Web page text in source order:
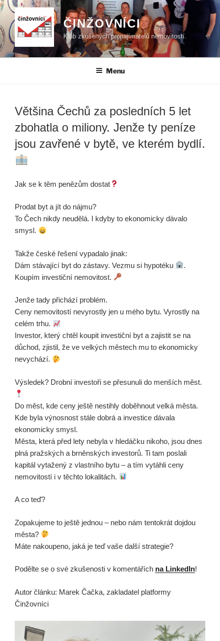
Přejít
obsahu
webu
ČINŽOVNÍCI
Klub zkušených pronajímatelů nemovitostí.
Menu
Většina Čechů za posledních 5 let
zbohatla o miliony. Jenže ty peníze
jsou zavřené v bytě, ve kterém bydlí.
Jak se k těm penězům dostat
Prodat byt a jít do nájmu?
To Čech nikdy neudělá. I kdyby to ekonomicky dávalo
smysl.
Takže české řešení vypadalo jinak:
Dám stávající byt do zástavy. Vezmu si hypotéku
.
Koupím investiční nemovitost.
Jenže tady přichází problém.
Ceny nemovitostí nevyrostly jen u mého bytu. Vyrostly na
celém trhu.
Investor, který chtěl koupit investiční byt a zajistit se na
důchod, zjistil, že ve velkých městech mu to ekonomicky
nevychází.
Výsledek? Drobní investoři se přesunuli do menších měst.
Do měst, kde ceny ještě nestihly doběhnout velká města.
Kde byla výnosnost stále dobrá a investice dávala
ekonomicky smysl.
Města, která před lety nebyla v hledáčku nikoho, jsou dnes
plná pražských a brněnských investorů. Ti tam poslali
kapitál vytažený z vlastního bytu – a tím vytáhli ceny
nemovitostí i v těchto lokalitách.
A co teď?
Zopakujeme to ještě jednou – nebo nám tentokrát dojdou
města?
Máte nakoupeno, jaká je teď vaše další strategie?
Podělte se o své zkušenosti v komentářích na LinkedIn!
Autor článku: Marek Čačka, zakladatel platformy
Činžovníci